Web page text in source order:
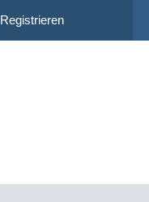
Registrieren